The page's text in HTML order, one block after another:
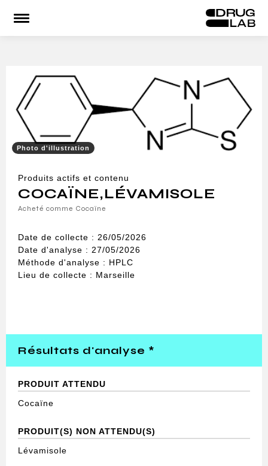
Photo d'illustration
Produits actifs et contenu
COCAÏNE,LÉVAMISOLE
Acheté comme Cocaïne
Date de collecte : 26/05/2026
Date d'analyse : 27/05/2026
Méthode d'analyse : HPLC
Lieu de collecte : Marseille
Résultats d'analyse *
PRODUIT ATTENDU
Cocaïne
PRODUIT(S) NON ATTENDU(S)
Lévamisole